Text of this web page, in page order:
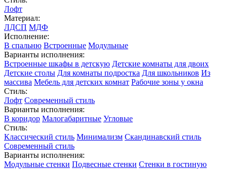
Лофт
Материал:
ЛДСП МДФ
Исполнение:
В спальню Встроенные Модульные
Варианты исполнения:
Встроенные шкафы в детскую Детские комнаты для двоих
Детские столы Для комнаты подростка Для школьников Из
массива Мебель для детских комнат Рабочие зоны у окна
Стиль:
Лофт Современный стиль
Варианты исполнения:
В коридор Малогабаритные Угловые
Стиль:
Классический стиль Минимализм Скандинавский стиль
Современный стиль
Варианты исполнения:
Модульные стенки Подвесные стенки Стенки в гостиную